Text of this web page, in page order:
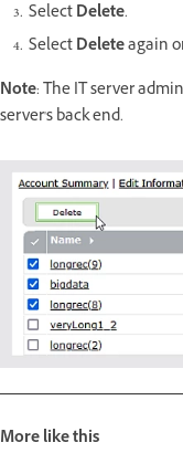
SelectDelete.
SelectDeleteagain
Note: The IT server
server's back end.
More like this